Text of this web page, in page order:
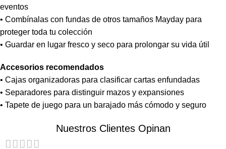
eventos
• Combínalas con fundas de otros tamaños Mayday para
proteger toda tu colección
• Guardar en lugar fresco y seco para prolongar su vida útil
Accesorios recomendados
• Cajas organizadoras para clasificar cartas enfundadas
• Separadores para distinguir mazos y expansiones
• Tapete de juego para un barajado más cómodo y seguro
Nuestros Clientes Opinan